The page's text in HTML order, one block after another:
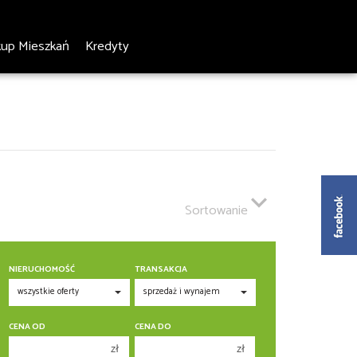
Mieszkań Kredyty
Sortowanie
NIERUCHOMOŚĆ TRANSAKCJA
CENA OD
zł
CENA DO
zł